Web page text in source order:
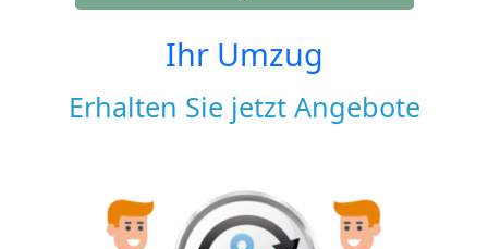
Ihr Umzug
Erhalten Sie jetzt Angebote